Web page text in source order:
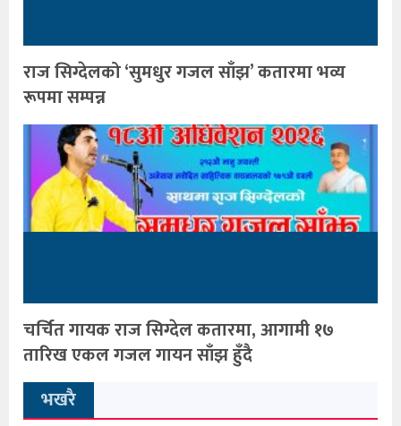
राज सिग्देलको ‘सुमधुर गजल साँझ’ कतारमा भव्य
रूपमा सम्पन्न
चर्चित गायक राज सिग्देल कतारमा, आगामी १७
तारिख एकल गजल गायन साँझ हुँदै
भखरै